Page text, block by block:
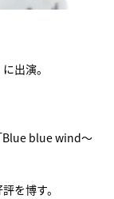
出演。
Blue blue wind～
を博す。